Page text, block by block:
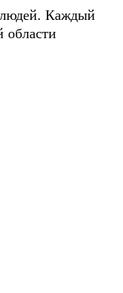
Каждый
области